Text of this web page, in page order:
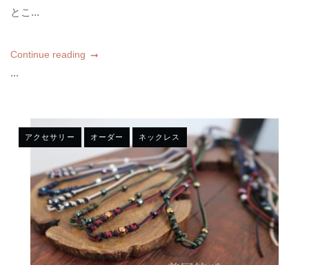
とこ...
Continue reading
...
アクセサリー オーダー ネックレス